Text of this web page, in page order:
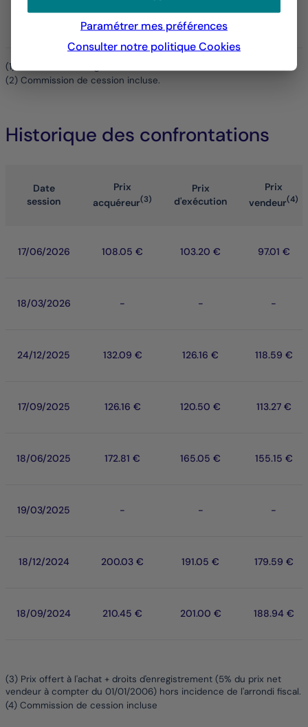
126.16 €
(1) Hors droits d'enregistrement.
(2) Commission de cession incluse.
Historique des confrontations
Date
session
Prix
acquéreur(3)
Prix
d'exécution
Prix
vendeur(4)
17/06/2026 108.05 € 103.20 € 97.01 €
18/03/2026 - - -
24/12/2025 132.09 € 126.16 € 118.59 €
17/09/2025 126.16 € 120.50 € 113.27 €
18/06/2025 172.81 € 165.05 € 155.15 €
19/03/2025 - - -
18/12/2024 200.03 € 191.05 € 179.59 €
18/09/2024 210.45 € 201.00 € 188.94 €
(3) Prix offert à l'achat + droits d'enregistrement (5% du prix net
vendeur à compter du 01/01/2006) hors incidence de l'arrondi fiscal.
(4) Commission de cession incluse
Paramétrer mes préférences
Consulter notre politiqueCookies